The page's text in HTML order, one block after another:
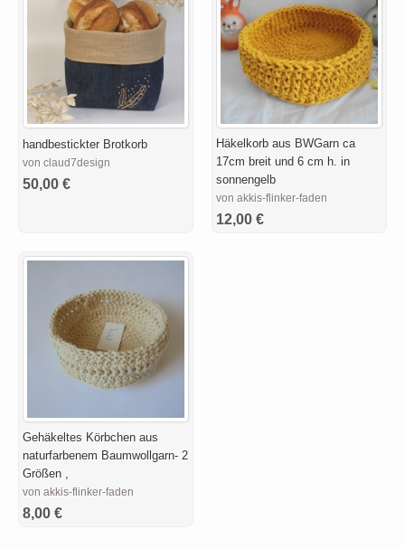
handbestickter Brotkorb
von claud7design
50,00 €
Häkelkorb aus BWGarn ca
17cm breit und 6 cm h. in
sonnengelb
von akkis-flinker-faden
12,00 €
Gehäkeltes Körbchen aus
naturfarbenem Baumwollgarn- 2
Größen ,
von akkis-flinker-faden
8,00 €